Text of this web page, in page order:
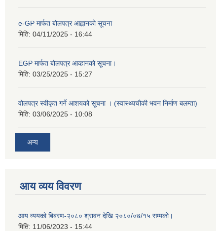
e-GP मार्फत बोलपत्र आह्वानको सूचना
मिति: 04/11/2025 - 16:44
EGP मार्फत बोलपत्र आव्हानको सूचना।
मिति: 03/25/2025 - 15:27
वोलपत्र स्वीकृत गर्ने आशयको सूचना । (स्वास्थ्यचौकी भवन निर्माण बलम्ता)
मिति: 03/06/2025 - 10:08
अन्य
आय व्यय विवरण
आय व्ययको बिबरण-२०८० श्रावन देखि २०८०/०७/१५ सम्मको।
मिति: 11/06/2023 - 15:44